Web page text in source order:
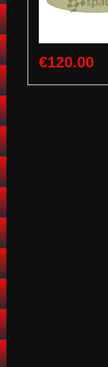
€120.00